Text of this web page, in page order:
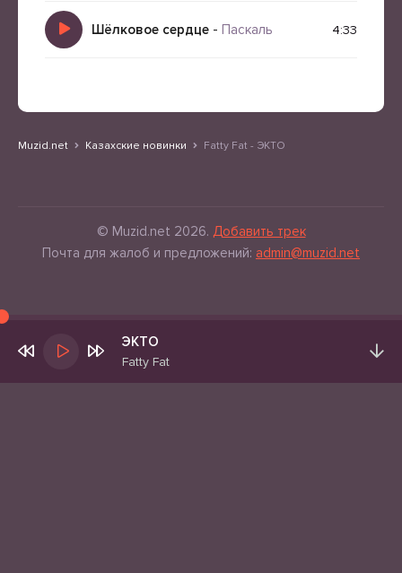
Шёлковое сердце - Паскаль 4:33
Muzid.net Казахские новинки Fatty Fat - ЭКТО
© Muzid.net 2026. Добавить трек
Почта для жалоб и предложений: admin@muzid.net
ЭКТО
Fatty Fat